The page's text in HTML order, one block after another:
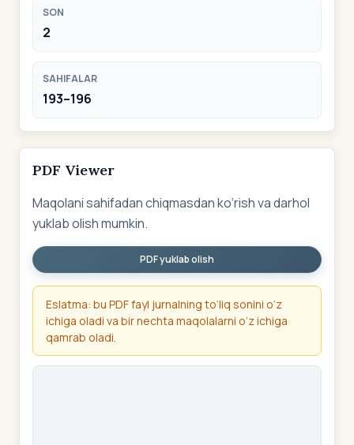
SON
2
SAHIFALAR
193–196
PDF Viewer
Maqolani sahifadan chiqmasdan ko‘rish va darhol
yuklab olish mumkin.
PDF yuklab olish
Eslatma: bu PDF fayl jurnalning to‘liq sonini o‘z
ichiga oladi va bir nechta maqolalarni o‘z ichiga
qamrab oladi.